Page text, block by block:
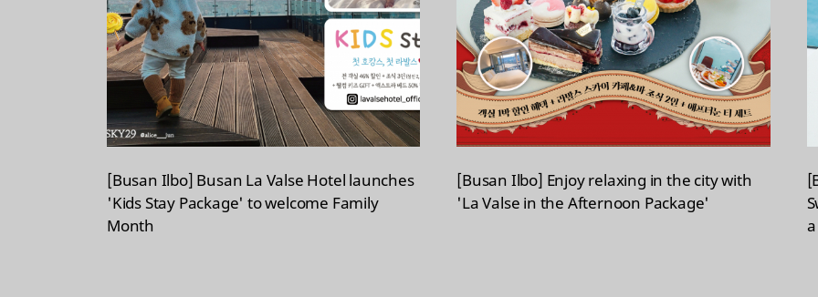
[Busan Ilbo] Busan La Valse Hotel launches
'Kids Stay Package' to welcome Family
Month
[Busan Ilbo] Enjoy relaxing in the city with
'La Valse in the Afternoon Package'